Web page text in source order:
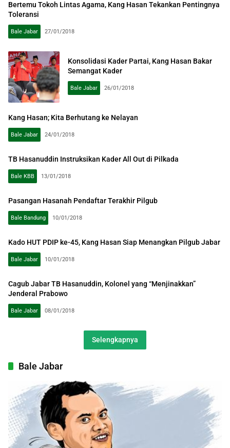
Bertemu Tokoh Lintas Agama, Kang Hasan Tekankan Pentingnya
Toleransi
Bale Jabar 27/01/2018
Konsolidasi Kader Partai, Kang Hasan Bakar
Semangat Kader
Bale Jabar 26/01/2018
Kang Hasan; Kita Berhutang ke Nelayan
Bale Jabar 24/01/2018
TB Hasanuddin Instruksikan Kader All Out di Pilkada
Bale KBB 13/01/2018
Pasangan Hasanah Pendaftar Terakhir Pilgub
Bale Bandung 10/01/2018
Kado HUT PDIP ke-45, Kang Hasan Siap Menangkan Pilgub Jabar
Bale Jabar 10/01/2018
Cagub Jabar TB Hasanuddin, Kolonel yang “Menjinakkan”
Jenderal Prabowo
Bale Jabar 08/01/2018
Selengkapnya
Bale Jabar